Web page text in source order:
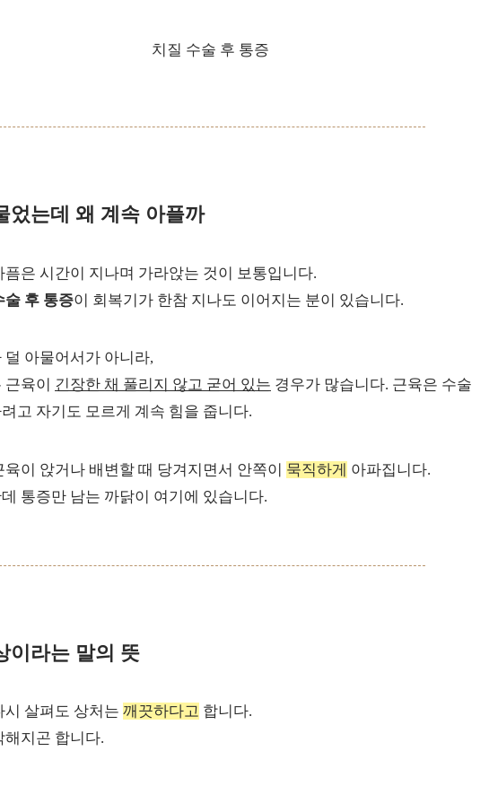
었는데 왜 계속 아플까
픔은 시간이 지나며 가라앉는 것이 보통입니다.
술 후 통증이 회복기가 한참 지나도 이어지는 분이 있습니다.
덜 아물어서가 아니라,
육이 긴장한 채 풀리지 않고 굳어 있는 경우가 많습니다. 근육은 수술
고 자기도 모르게 계속 힘을 줍니다.
육이 앉거나 배변할 때 당겨지면서 안쪽이 묵직하게 아파집니다.
통증만 남는 까닭이 여기에 있습니다.
이라는 말의 뜻
시 살펴도 상처는 깨끗하다고 합니다.
해지곤 합니다.